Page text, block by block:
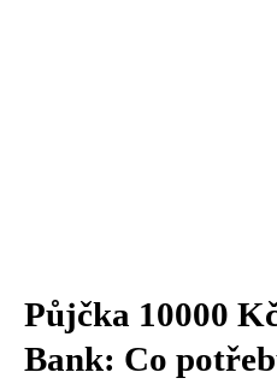
Půjčka 10000
Bank: Co